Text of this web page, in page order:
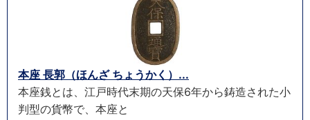
本座 長郭（ほんざ ちょうかく）...
本座銭とは、江戸時代末期の天保6年から鋳造された小
判型の貨幣で、本座と